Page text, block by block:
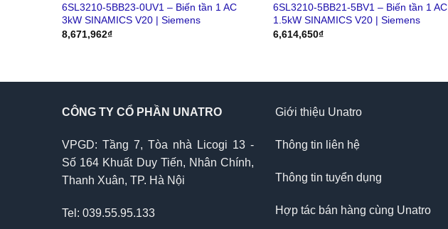
6SL3210-5BB23-0UV1 – Biến tần 1 AC
3kW SINAMICS V20 | Siemens
8,671,962₫
6SL3210-5BB21-5BV1 – Biến tần 1 AC
1.5kW SINAMICS V20 | Siemens
6,614,650₫
CÔNG TY CỔ PHẦN UNATRO
VPGD: Tầng 7, Tòa nhà Licogi 13 -
Số 164 Khuất Duy Tiến, Nhân Chính,
Thanh Xuân, TP. Hà Nội
Tel: 039.55.95.133
Giới thiệu Unatro
Thông tin liên hệ
Thông tin tuyển dụng
Hợp tác bán hàng cùng Unatro